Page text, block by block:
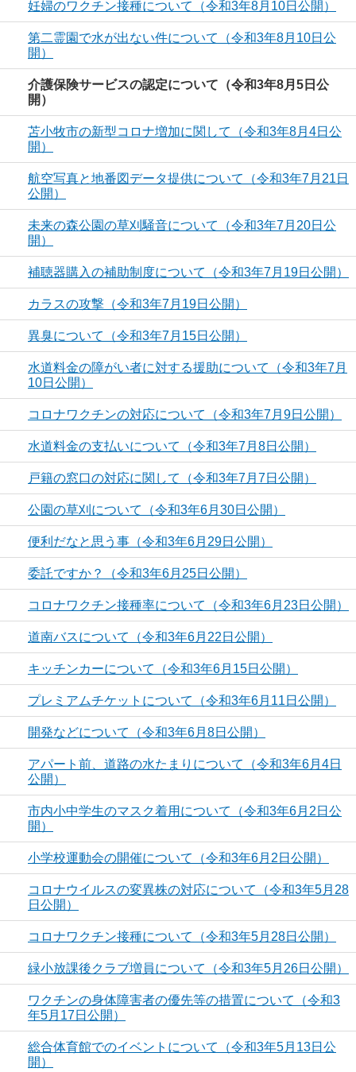
妊婦のワクチン接種について（令和3年8月10日公開）
第二霊園で水が出ない件について（令和3年8月10日公
開）
介護保険サービスの認定について（令和3年8月5日公
開）
苫小牧市の新型コロナ増加に関して（令和3年8月4日公
開）
航空写真と地番図データ提供について（令和3年7月21日
公開）
未来の森公園の草刈騒音について（令和3年7月20日公
開）
補聴器購入の補助制度について（令和3年7月19日公開）
カラスの攻撃（令和3年7月19日公開）
異臭について（令和3年7月15日公開）
水道料金の障がい者に対する援助について（令和3年7月
10日公開）
コロナワクチンの対応について（令和3年7月9日公開）
水道料金の支払いについて（令和3年7月8日公開）
戸籍の窓口の対応に関して（令和3年7月7日公開）
公園の草刈について（令和3年6月30日公開）
便利だなと思う事（令和3年6月29日公開）
委託ですか？（令和3年6月25日公開）
コロナワクチン接種率について（令和3年6月23日公開）
道南バスについて（令和3年6月22日公開）
キッチンカーについて（令和3年6月15日公開）
プレミアムチケットについて（令和3年6月11日公開）
開発などについて（令和3年6月8日公開）
アパート前、道路の水たまりについて（令和3年6月4日
公開）
市内小中学生のマスク着用について（令和3年6月2日公
開）
小学校運動会の開催について（令和3年6月2日公開）
コロナウイルスの変異株の対応について（令和3年5月28
日公開）
コロナワクチン接種について（令和3年5月28日公開）
緑小放課後クラブ増員について（令和3年5月26日公開）
ワクチンの身体障害者の優先等の措置について（令和3
年5月17日公開）
総合体育館でのイベントについて（令和3年5月13日公
開）